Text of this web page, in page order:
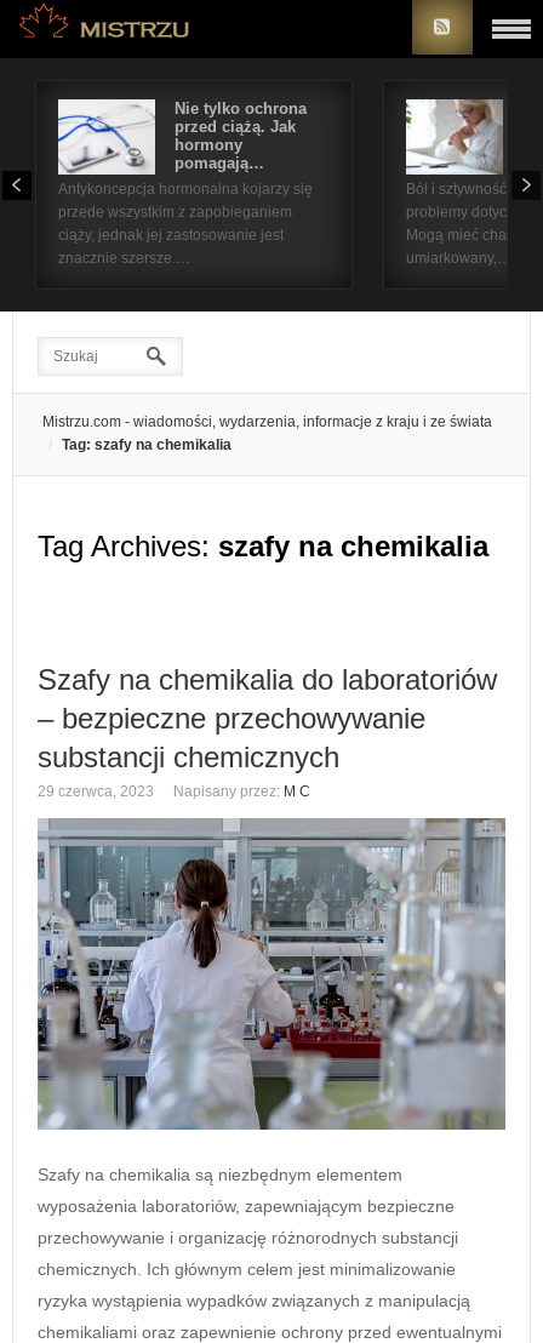
Nie tylko ochrona
przed ciążą. Jak
hormony
pomagają…
Antykoncepcja hormonalna kojarzy się
przede wszystkim z zapobieganiem
ciąży, jednak jej zastosowanie jest
znacznie szersze.…
Ból i sztywność
problemy
Mogą mieć
umiarkowany,…
Mistrzu.com - wiadomości, wydarzenia, informacje z kraju i ze świata
Tag: szafy na chemikalia
Tag Archives: szafy na chemikalia
Szafy na chemikalia do laboratoriów
– bezpieczne przechowywanie
substancji chemicznych
29 czerwca, 2023 Napisany przez: M C
Szafy na chemikalia są niezbędnym elementem
wyposażenia laboratoriów, zapewniającym bezpieczne
przechowywanie i organizację różnorodnych substancji
chemicznych. Ich głównym celem jest minimalizowanie
ryzyka wystąpienia wypadków związanych z manipulacją
chemikaliami oraz zapewnienie ochrony przed ewentualnymi